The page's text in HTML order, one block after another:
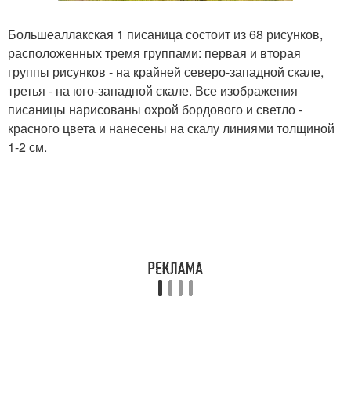
Большеаллакская 1 писаница состоит из 68 рисунков,
расположенных тремя группами: первая и вторая
группы рисунков - на крайней северо-западной скале,
третья - на юго-западной скале. Все изображения
писаницы нарисованы охрой бордового и светло -
красного цвета и нанесены на скалу линиями толщиной
1-2 см.